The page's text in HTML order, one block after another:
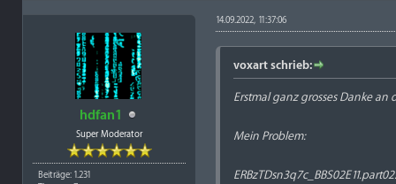
hdfan1
Super Moderator
Beiträge: 1.231
14.09.2022, 11:37:06
voxart schrieb:
Erstmal ganz grosses Danke an
Mein Problem: